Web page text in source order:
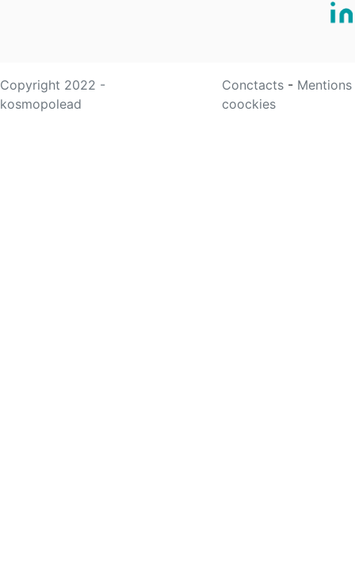
Copyright 2022 -
kosmopolead
Conctacts -
coockies